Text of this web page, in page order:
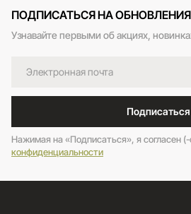
ПОДПИСАТЬСЯ НА ОБНОВЛЕНИЯ
Узнавайте первыми об акциях,
Подписаться
Нажимая на «Подписаться», я согласен
конфиденциальности